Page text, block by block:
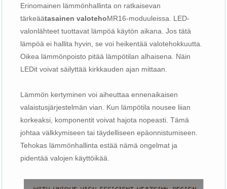
Erinomainen lämmönhallinta on ratkaisevan
tärkeäätasainen valotehoMR16-moduuleissa. LED-
valonlähteet tuottavat lämpöä käytön aikana. Jos tätä
lämpöä ei hallita hyvin, se voi heikentää valotehokkuutta.
Oikea lämmönpoisto pitää lämpötilan alhaisena. Näin
LEDit voivat säilyttää kirkkauden ajan mittaan.
Lämmön kertyminen voi aiheuttaa ennenaikaisen
valaistusjärjestelmän vian. Kun lämpötila nousee liian
korkeaksi, komponentit voivat hajota nopeasti. Tämä
johtaa välkkymiseen tai täydelliseen epäonnistumiseen.
Tehokas lämmönhallinta estää nämä ongelmat ja
pidentää valojen käyttöikää.